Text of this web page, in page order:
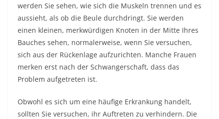
werden Sie sehen, wie sich die Muskeln trennen und es
aussieht, als ob die Beule durchdringt. Sie werden
einen kleinen, merkwürdigen Knoten in der Mitte Ihres
Bauches sehen, normalerweise, wenn Sie versuchen,
sich aus der Rückenlage aufzurichten. Manche Frauen
merken erst nach der Schwangerschaft, dass das
Problem aufgetreten ist.
Obwohl es sich um eine häufige Erkrankung handelt,
sollten Sie versuchen, ihr Auftreten zu verhindern. Die